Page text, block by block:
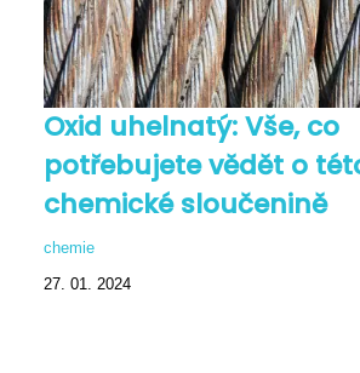
Oxid uhelnatý: Vše, co
potřebujete vědět o
chemické sloučenině
chemie
27. 01. 2024